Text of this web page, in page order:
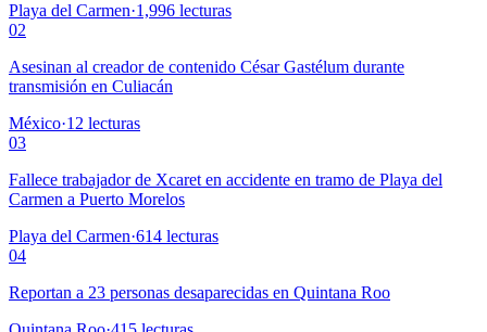
Playa del Carmen·1,996 lecturas
02
Asesinan al creador de contenido César Gastélum durante
transmisión en Culiacán
México·12 lecturas
03
Fallece trabajador de Xcaret en accidente en tramo de Playa del
Carmen a Puerto Morelos
Playa del Carmen·614 lecturas
04
Reportan a 23 personas desaparecidas en Quintana Roo